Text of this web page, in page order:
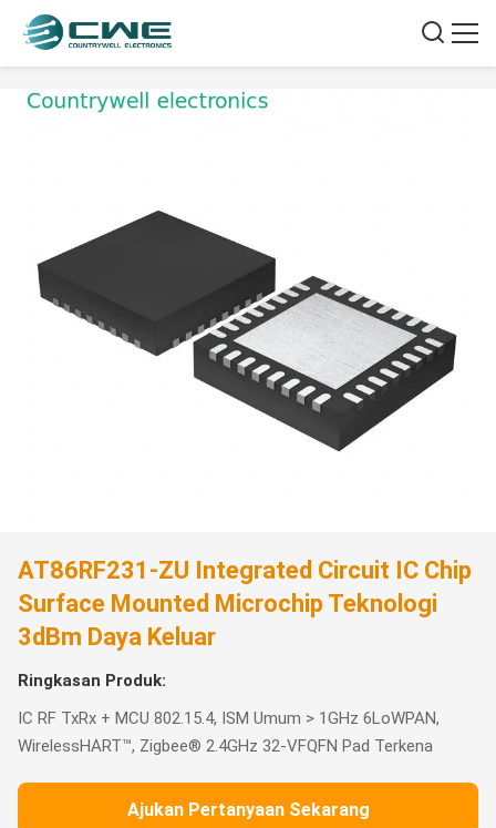
AT86RF231-ZU Integrated Circuit IC Chip
Surface Mounted Microchip Teknologi
3dBm Daya Keluar
Ringkasan Produk:
IC RF TxRx + MCU 802.15.4, ISM Umum > 1GHz 6LoWPAN,
WirelessHART™, Zigbee® 2.4GHz 32-VFQFN Pad Terkena
Ajukan Pertanyaan Sekarang